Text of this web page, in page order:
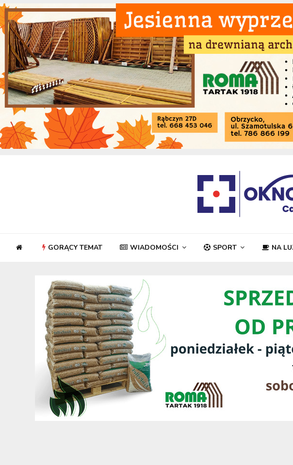
GORĄCY TEMAT WIADOMOŚCI SPORT NA